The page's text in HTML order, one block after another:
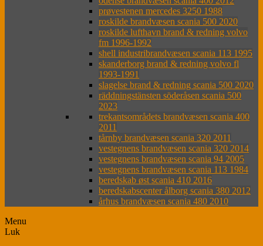
prøvestenen mercedes 3250 1988
roskilde brandvæsen scania 500 2020
roskilde lufthavn brand & redning volvo
fm 1996-1992
shell industribrandvæsen scania 113 1995
skanderborg brand & redning volvo fl
1993-1991
slagelse brand & redning scania 500 2020
räddningstänsten söderåsen scania 500
2023
trekantsområdets brandvæsen scania 400
2011
tårnby brandvæsen scania 320 2011
vestegnens brandvæsen scania 320 2014
vestegnens brandvæsen scania 94 2005
vestegnens brandvæsen scania 113 1984
beredskab øst scania 410 2016
beredskabscenter ålborg scania 380 2012
århus brandvæsen scania 480 2010
Menu
Luk